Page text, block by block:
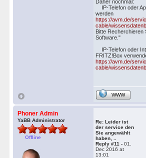
Daher nochmal:
IP-Telefon oder
werden
https://avm.de/
cable/
Bitte Recherchieren
Software."
IP-Telefon oder
FRITZ!Box
https://avm.de/
cable/
WWW
Phoner Admin
YaBB Administrator
Offline
Re: Leider ist
der service den
Sie angewählt
haben, ..
Reply #11 - 01.
Dec 2016 at
13:01